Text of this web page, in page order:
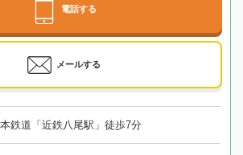
電話する
メールする
鉄道「近鉄八尾駅」徒歩7分